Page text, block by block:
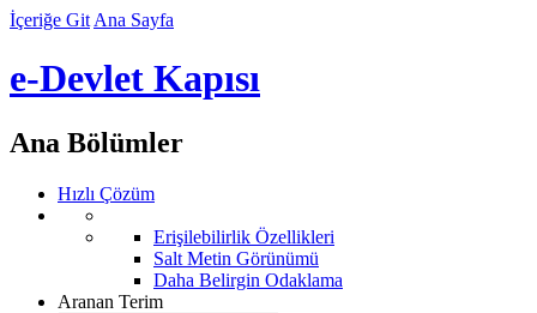
İçeriğe Git Ana Sayfa
e-Devlet Kapısı
Ana Bölümler
Hızlı Çözüm
Erişilebilirlik Özellikleri
Salt Metin Görünümü
Daha Belirgin Odaklama
Aranan Terim